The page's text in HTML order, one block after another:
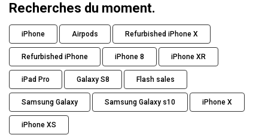
Recherches du moment.
iPhone Airpods Refurbished iPhone X
Refurbished iPhone iPhone 8 iPhone XR
iPad Pro Galaxy S8 Flash sales
Samsung Galaxy Samsung Galaxy s10 iPhone X
iPhone XS